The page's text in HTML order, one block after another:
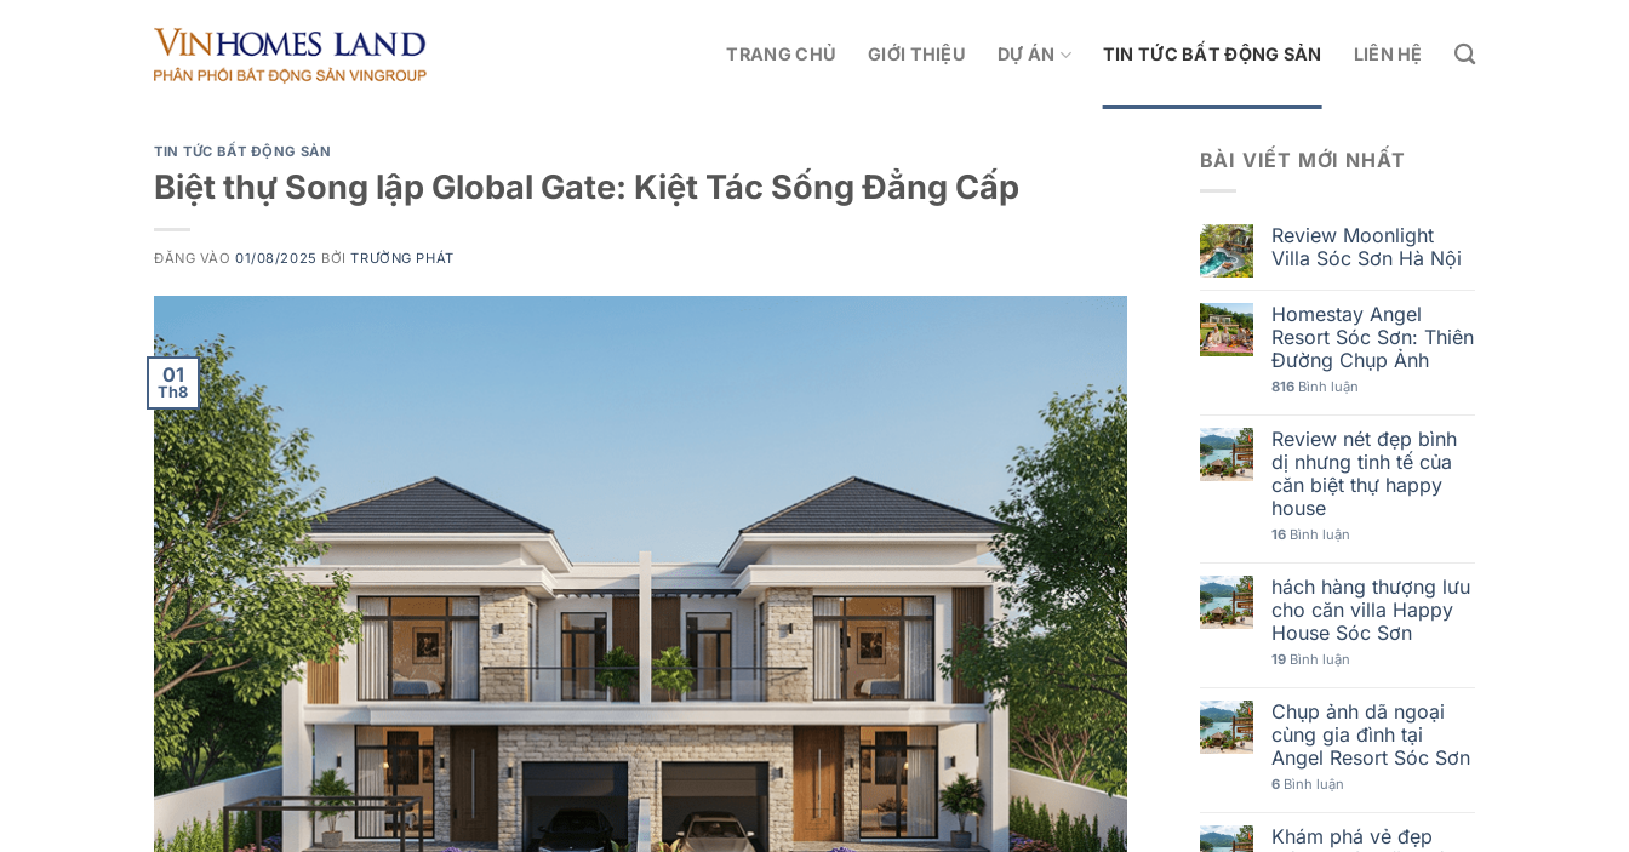
TRANG CHỦ GIỚI THIỆU DỰ ÁN TIN TỨC BẤT ĐỘNG SẢN LIÊN HỆ
TIN TỨC BẤT ĐỘNG SẢN
Biệt thự Song lập Global Gate: Kiệt Tác Sống Đẳng Cấp
ĐĂNG VÀO01/08/2025 BỞITRƯỜNG PHÁT
01
Th8
BÀI VIẾT MỚI NHẤT
Review Moonlight
Villa Sóc Sơn Hà Nội
Homestay Angel
Resort Sóc Sơn: Thiên
Đường Chụp Ảnh
816Bình luận
Review nét đẹp bình
dị nhưng tinh tế của
căn biệt thự happy
house
16Bình luận
hách hàng thượng lưu
cho căn villa Happy
House Sóc Sơn
19Bình luận
Chụp ảnh dã ngoại
cùng gia đình tại
Angel Resort Sóc Sơn
6Bình luận
Khám phá vẻ đẹp